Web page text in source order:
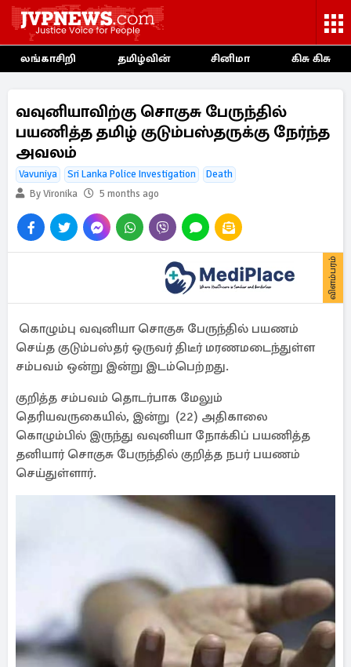
லங்காசிறி தமிழ்வின் சினிமா கிசு கிசு
வவுனியாவிற்கு சொகுசு பேருந்தில்
பயணித்த தமிழ் குடும்பஸ்தருக்கு நேர்ந்த
அவலம்
Vavuniya Sri Lanka Police Investigation
Death
By Vironika
5 months ago
விளம்பரம்
கொழும்பு வவுனியா சொகுசு பேருந்தில் பயணம்
செய்த குடும்பஸ்தர் ஒருவர் திடீர் மரணமடைந்துள்ள
சம்பவம் ஒன்று இன்று இடம்பெற்றது.
குறித்த சம்பவம் தொடர்பாக மேலும்
தெரியவருகையில், இன்று (22) அதிகாலை
கொழும்பில் இருந்து வவுனியா நோக்கிப் பயணித்த
தனியார் சொகுசு பேருந்தில் குறித்த நபர் பயணம்
செய்துள்ளார்.